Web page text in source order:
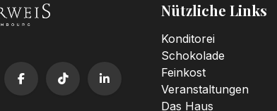
Nützliche Links
Konditorei
Schokolade
Feinkost
Veranstaltungen
Das Haus